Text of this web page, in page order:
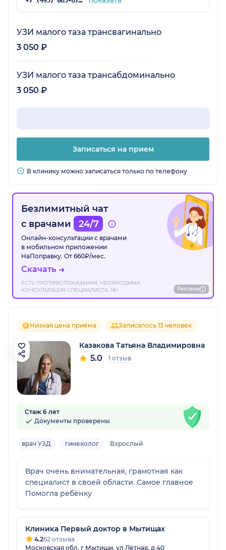
УЗИ малого таза трансвагинально
3 050 ₽
УЗИ малого таза трансабдоминально
3 050 ₽
Записаться на прием
В клинику можно записаться только по телефону
Безлимитный чат
с врачами
24/7
Онлайн-консультации с врачами
в мобильном приложении
НаПоправку. От 660₽/мес.
Скачать
ЕСТЬ ПРОТИВОПОКАЗАНИЯ. НЕОБХОДИМА
КОНСУЛЬТАЦИЯ СПЕЦИАЛИСТА. 18+
Реклама
Низкая цена приёма Записалось 13 человек
Казакова Татьяна Владимировна
5.0 1 отзыв
Стаж 6 лет
Документы проверены
врач УЗД гинеколог Взрослый
Врач очень внимательная, грамотная как
специалист в своей области. Самое главное
Помогла ребёнку
Клиника Первый доктор в Мытищах
4.262 отзыва
Московская обл, г Мытищи, ул Лётная, д 40